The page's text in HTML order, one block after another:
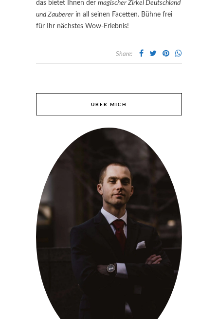
das bietet Ihnen der magischer Zirkel Deutschland
und Zauberer in all seinen Facetten. Bühne frei
für Ihr nächstes Wow-Erlebnis!
Share:
ÜBER MICH